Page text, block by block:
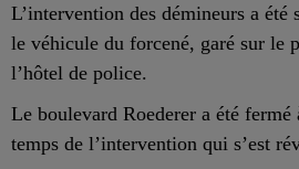
L’intervention des démineurs a
le véhicule du forcené, garé sur le
l’hôtel de police.
Le boulevard Roederer a été
temps de l’intervention qui s’est